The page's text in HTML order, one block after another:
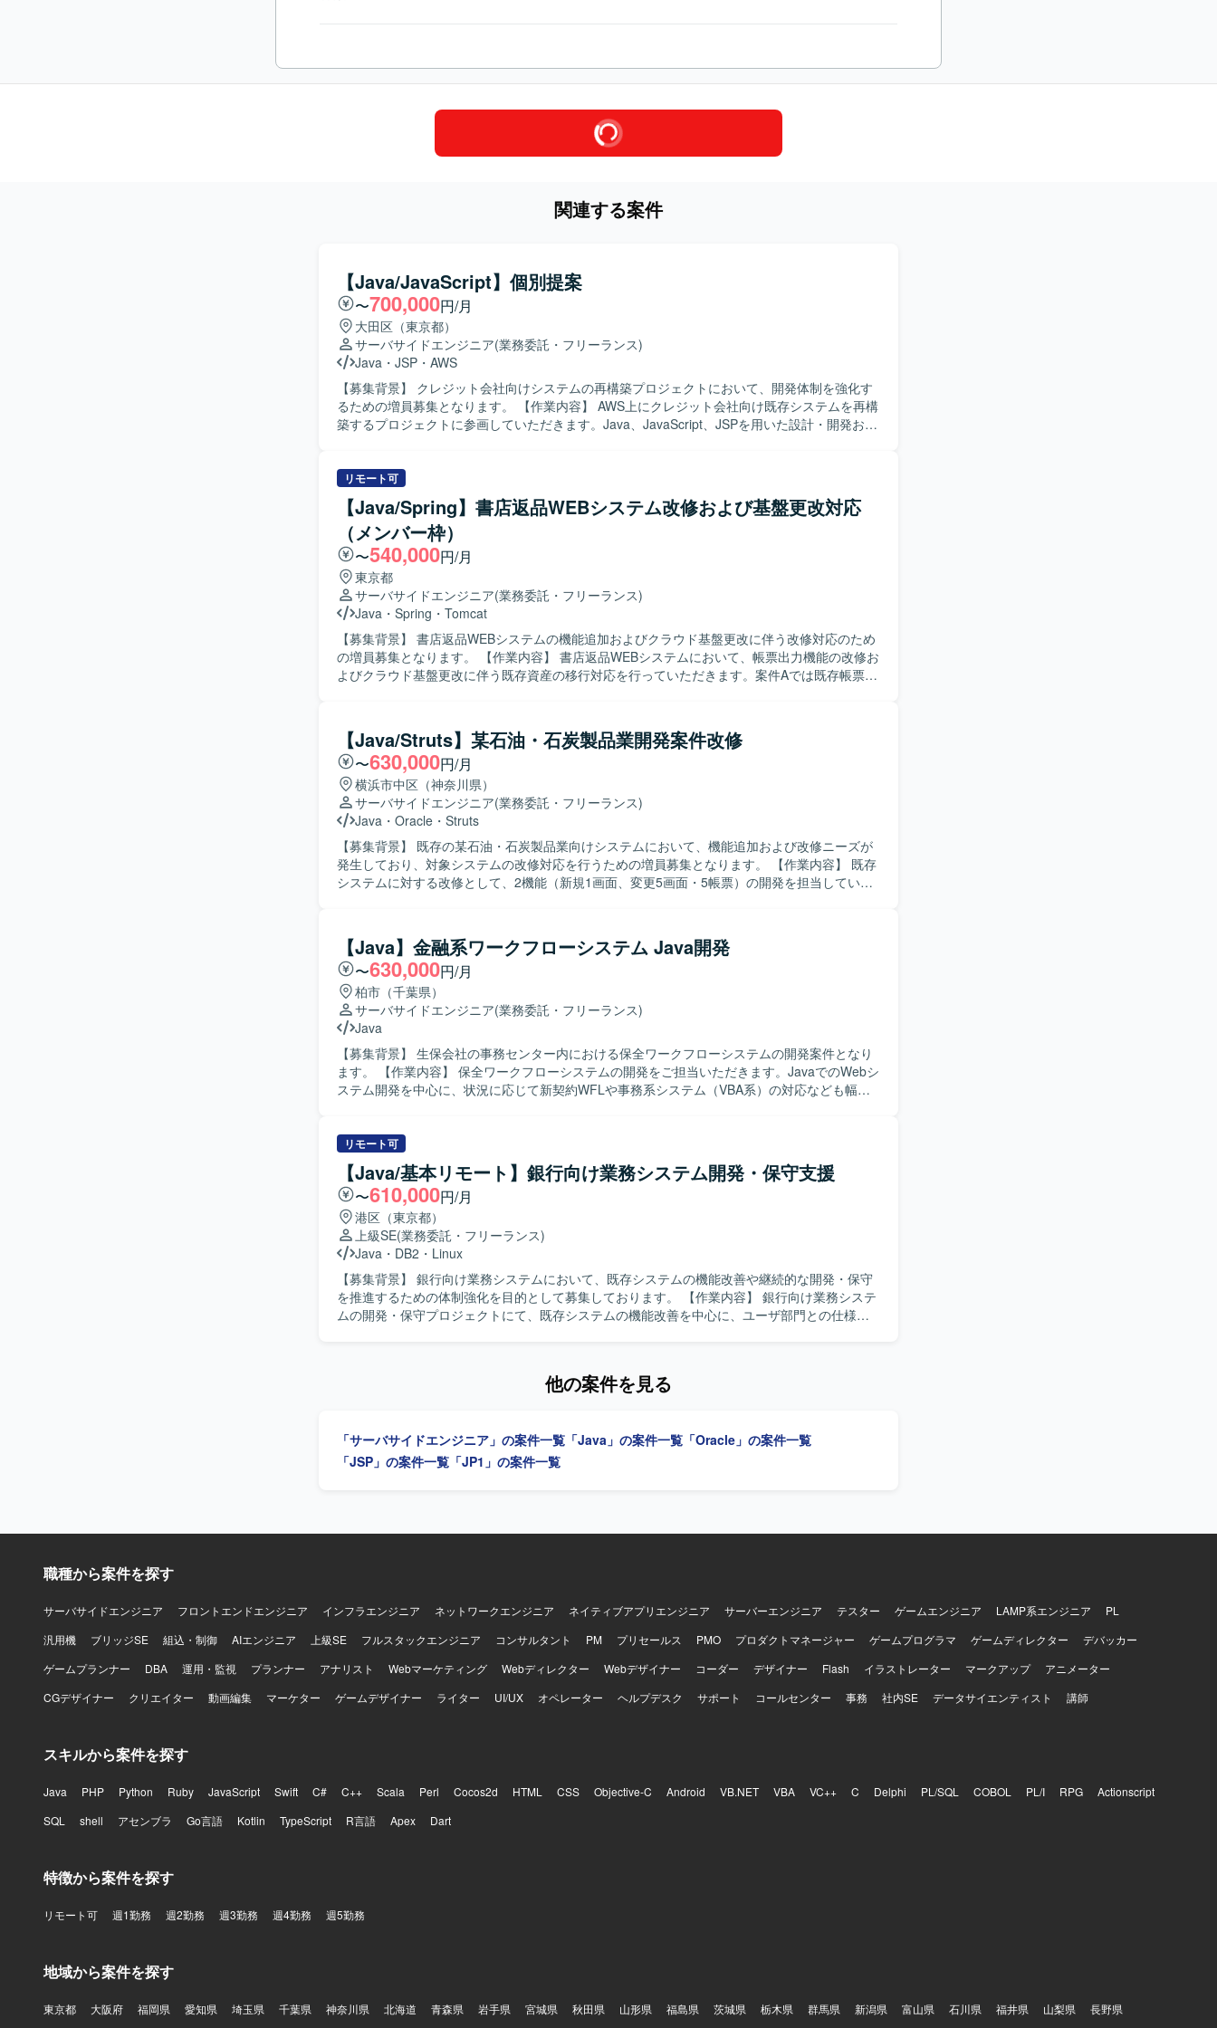
関連する案件
【Java/JavaScript】個別提案
〜700,000円/月
大田区（東京都）
サーバサイドエンジニア(業務委託・フリーランス)
Java ・ JSP ・ AWS
【募集背景】 クレジット会社向けシステムの再構築プロジェクトにおいて、開発体制を強化す
るための増員募集となります。 【作業内容】 AWS上にクレジット会社向け既存システムを再構
築するプロジェクトに参画していただきます。Java、JavaScript、JSPを用いた設計・開発およ
める人物像】 自律的に課題を発見し、主体的に開発・調査・改善に取り組んでいただける方を
求めています。チームメンバーと協調しながらコミュニケーションを取り、レビューや指示出
しを通じてプロジェクト全体の品質向上に貢献していただける方が望ましいです。 【ポジショ
ンの魅力】 クレジットカード業界向けの基幹システム再構築に携わることで、大規模かつミッ
ションクリティカルなシステム開発の経験を積むことができます。AWS上での再構築プロジェ
クトであるため、クラウド環境を前提としたアーキテクチャ設計や開発の知見を深めることが
できます。 【開発環境】 AWS上に構築された環境で、Java、JavaScript、JSPなどを用いてシ
ステム開発を行います。
リモート可
【Java/Spring】書店返品WEBシステム改修および基盤更改対応
（メンバー枠）
〜540,000円/月
東京都
サーバサイドエンジニア(業務委託・フリーランス)
Java ・ Spring ・ Tomcat
【募集背景】 書店返品WEBシステムの機能追加およびクラウド基盤更改に伴う改修対応のため
の増員募集となります。 【作業内容】 書店返品WEBシステムにおいて、帳票出力機能の改修お
よびクラウド基盤更改に伴う既存資産の移行対応を行っていただきます。案件Aでは既存帳票テ
修およびテスト工程を担当し、併せて調査、解析、トラブルシュート業務にも対応していただ
きます。 【求める人物像】 与えられたタスクを責任感を持ってやり遂げることができる方を求
めています。既存システムの仕様をキャッチアップし、自ら調査しながら課題解決に取り組め
る方です。チームメンバーやリーダーと連携しながら円滑にコミュニケーションを取れる方で
す。 【ポジションの魅力】 既存Java／Springシステムの改修からテストまで一連の工程を経験
できるため、アプリケーション改修スキルを実務的に高めることができます。クラウド基盤更
改に伴う既存資産の移行やPoC後の改修に携わることで、基盤更改プロジェクトの流れやトラ
ブルシュートのノウハウも習得していただけます。 【開発環境】 Java／Springを用いた書店返
品WEBシステムの既存環境上での開発および改修作業を行っていただきます。帳票テンプレー
ト改修やWARデプロイ、テスト工程などを通じて、既存アプリケーションの保守開発に近い環
【Java/Struts】某石油・石炭製品業開発案件改修
〜630,000円/月
横浜市中区（神奈川県）
サーバサイドエンジニア(業務委託・フリーランス)
Java ・ Oracle ・ Struts
【募集背景】 既存の某石油・石炭製品業向けシステムにおいて、機能追加および改修ニーズが
発生しており、対象システムの改修対応を行うための増員募集となります。 【作業内容】 既存
システムに対する改修として、2機能（新規1画面、変更5画面・5帳票）の開発を担当していた
析、帳票周りの修正・追加開発なども含まれます。 【求める人物像】 自走して設計からテスト
まで対応できる方を求めております。既存システムの仕様を理解しながら粘り強く改修を進め
られる方や、関係者と円滑にコミュニケーションを取りながら業務を進められる方にマッチす
るポジションです。 【ポジションの魅力】 基幹系に近い業務システムの改修案件であり、画面
および帳票開発を通じてフロントからバックエンドまで一連のWebアプリケーション開発経験
を積むことができます。既存システムの改善に関わることで、業務理解とレガシー環境でのモ
ダナイズに向けた知見を高めることができます。 【開発環境】 Java／Struts／JSP／JavaScript
／SVF／Oracleを中心としたWebアプリケーション環境で、Eclipseを利用した開発となりま
す。
【Java】金融系ワークフローシステム Java開発
〜630,000円/月
柏市（千葉県）
サーバサイドエンジニア(業務委託・フリーランス)
Java
【募集背景】 生保会社の事務センター内における保全ワークフローシステムの開発案件となり
ます。 【作業内容】 保全ワークフローシステムの開発をご担当いただきます。JavaでのWebシ
ステム開発を中心に、状況に応じて新契約WFLや事務系システム（VBA系）の対応なども幅広
ただける方ですと望ましいです。 【ポジションの魅力】 金融系の大規模なワークフローシステ
ム開発に携わることができ、保全業務や新契約に関連する業務知識を習得しながら、Javaを中
心としたアプリケーション開発スキルを高めていただけます。 【開発環境】 Javaを用いたWeb
システム開発環境となり、状況によりVBA系の事務システムにもご対応いただきます。
リモート可
【Java/基本リモート】銀行向け業務システム開発・保守支援
〜610,000円/月
港区（東京都）
上級SE(業務委託・フリーランス)
Java ・ DB2 ・ Linux
【募集背景】 銀行向け業務システムにおいて、既存システムの機能改善や継続的な開発・保守
を推進するための体制強化を目的として募集しております。 【作業内容】 銀行向け業務システ
ムの開発・保守プロジェクトにて、既存システムの機能改善を中心に、ユーザ部門との仕様調
物像】 自ら調査や情報整理を行い、主体的に業務を推進していただける方を求めております。
システム理解を深めながらスキルを磨いていただけます。また、生成AIツールを活用した調
査・設計・コーディングの効率化に取り組めるため、新しい技術への知見も広げていただけま
他の案件を見る
「サーバサイドエンジニア」の案件一覧 「Java」の案件一覧 「Oracle」の案件一覧
「JSP」の案件一覧 「JP1」の案件一覧
職種から案件を探す
サーバサイドエンジニア フロントエンドエンジニア インフラエンジニア ネットワークエンジニア ネイティブアプリエンジニア サーバーエンジニア テスター ゲームエンジニア LAMP系エンジニア
PL
汎用機
ブリッジSE 組込・制御 AIエンジニア 上級SE フルスタックエンジニア コンサルタント PM プリセールス PMO プロダクトマネージャー ゲームプログラマ ゲームディレクター
デバッカー
ゲームプランナー
DBA 運用・監視 プランナー アナリスト Webマーケティング Webディレクター Webデザイナー コーダー デザイナー Flash イラストレーター マークアップ
アニメーター
CGデザイナー
クリエイター 動画編集 マーケター ゲームデザイナー ライター UI/UX オペレーター ヘルプデスク サポート コールセンター 事務 社内SE データサイエンティスト 講師
スキルから案件を探す
Java PHP Python Ruby JavaScript Swift C# C++ Scala Perl Cocos2d HTML CSS Objective-C Android VB.NET VBA VC++ C Delphi PL/SQL COBOL PL/I RPG
Actionscript
SQL
shell アセンブラ Go言語 Kotlin TypeScript R言語 Apex Dart
特徴から案件を探す
リモート可 週1勤務 週2勤務 週3勤務 週4勤務 週5勤務
地域から案件を探す
東京都 大阪府 福岡県 愛知県 埼玉県 千葉県 神奈川県 北海道 青森県 岩手県 宮城県 秋田県 山形県 福島県 茨城県 栃木県 群馬県 新潟県 富山県 石川県 福井県 山梨県 長野県